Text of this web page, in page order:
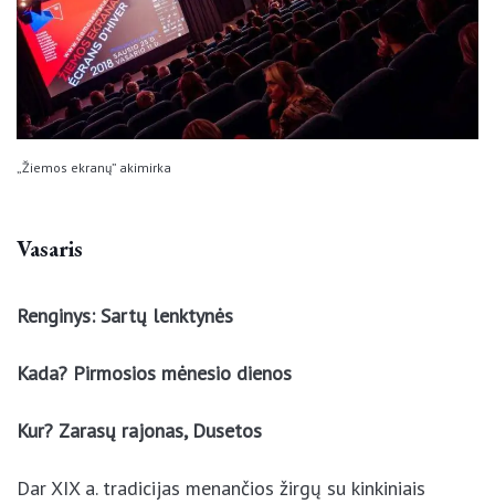
„Žiemos ekranų” akimirka
Vasaris
Renginys: Sartų lenktynės
Kada? Pirmosios mėnesio dienos
Kur? Zarasų rajonas, Dusetos
Dar XIX a. tradicijas menančios žirgų su kinkiniais